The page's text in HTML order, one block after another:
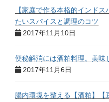
【家庭で作る本格的インド
たいスパイスと調理のコツ
2017年11月10日
便秘解消には酒粕料理。美味
2017年11月6日
腸内環境を整える【酒粕】